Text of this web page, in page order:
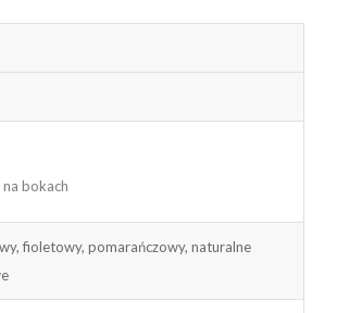
na bokach
fioletowy, pomarańczowy, naturalne